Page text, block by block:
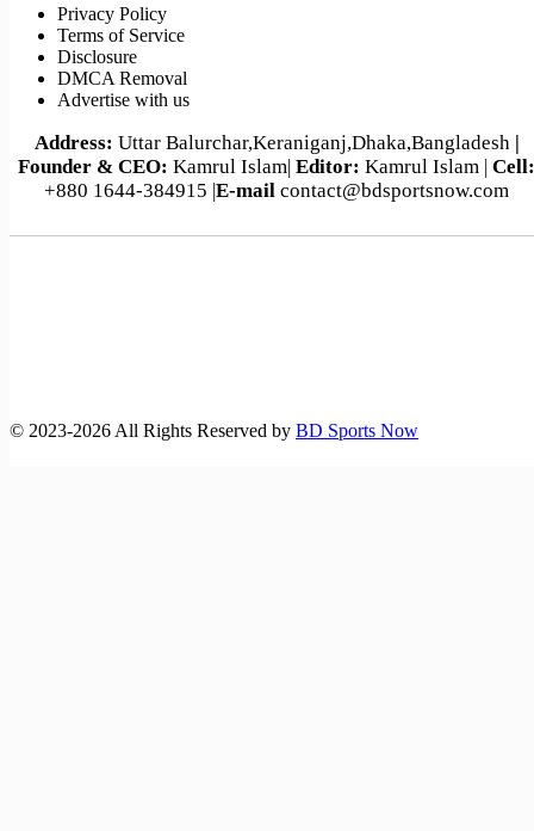
Privacy Policy
Terms of Service
Disclosure
DMCA Removal
Advertise with us
Address: Uttar Balurchar,Keraniganj,Dhaka,Bangladesh |
Founder & CEO: Kamrul Islam| Editor: Kamrul Islam | Cell:
+880 1644-384915 |E-mail contact@bdsportsnow.com
©️ 2023-2026 All Rights Reserved by BD Sports Now